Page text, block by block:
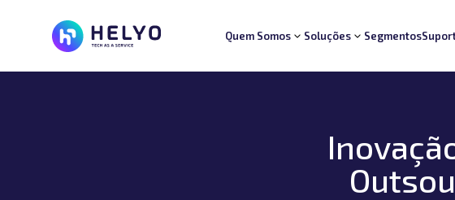
Quem Somos Soluções Segmentos
Quem Somos